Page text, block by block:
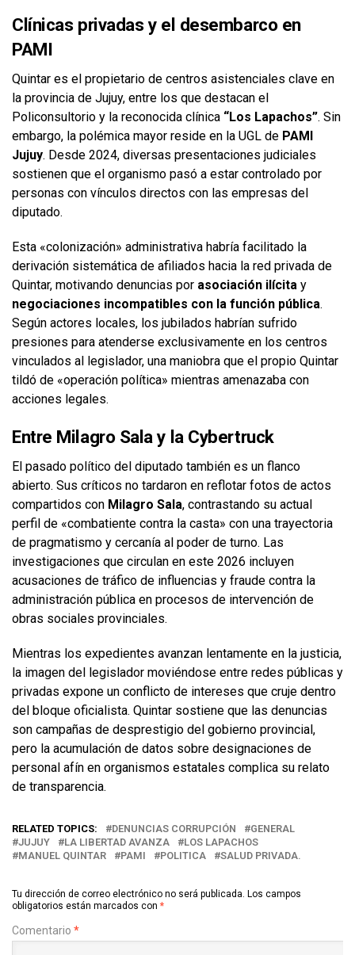
Clínicas privadas y el desembarco en
PAMI
Quintar es el propietario de centros asistenciales clave en
la provincia de Jujuy, entre los que destacan el
Policonsultorio y la reconocida clínica “Los Lapachos”. Sin
embargo, la polémica mayor reside en la UGL de PAMI
Jujuy. Desde 2024, diversas presentaciones judiciales
sostienen que el organismo pasó a estar controlado por
personas con vínculos directos con las empresas del
diputado.
Esta «colonización» administrativa habría facilitado la
derivación sistemática de afiliados hacia la red privada de
Quintar, motivando denuncias por asociación ilícita y
negociaciones incompatibles con la función pública.
Según actores locales, los jubilados habrían sufrido
presiones para atenderse exclusivamente en los centros
vinculados al legislador, una maniobra que el propio Quintar
tildó de «operación política» mientras amenazaba con
acciones legales.
Entre Milagro Sala y la Cybertruck
El pasado político del diputado también es un flanco
abierto. Sus críticos no tardaron en reflotar fotos de actos
compartidos con Milagro Sala, contrastando su actual
perfil de «combatiente contra la casta» con una trayectoria
de pragmatismo y cercanía al poder de turno. Las
investigaciones que circulan en este 2026 incluyen
acusaciones de tráfico de influencias y fraude contra la
administración pública en procesos de intervención de
obras sociales provinciales.
Mientras los expedientes avanzan lentamente en la justicia,
la imagen del legislador moviéndose entre redes públicas y
privadas expone un conflicto de intereses que cruje dentro
del bloque oficialista. Quintar sostiene que las denuncias
son campañas de desprestigio del gobierno provincial,
pero la acumulación de datos sobre designaciones de
personal afín en organismos estatales complica su relato
de transparencia.
RELATED TOPICS: DENUNCIAS CORRUPCIÓN
GENERAL
JUJUY
LA LIBERTAD AVANZA
LOS LAPACHOS
MANUEL QUINTAR
PAMI POLITICA SALUD PRIVADA.
Tu dirección de correo electrónico no será publicada. Los campos
obligatorios están marcados con *
Comentario *